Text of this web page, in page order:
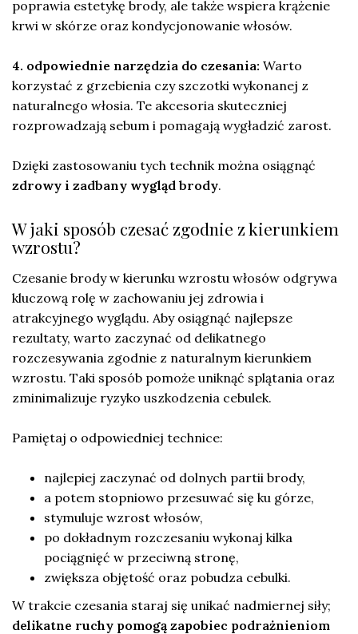
poprawia estetykę brody, ale także wspiera krążenie
krwi w skórze oraz kondycjonowanie włosów.
4. odpowiednie narzędzia do czesania: Warto
korzystać z grzebienia czy szczotki wykonanej z
naturalnego włosia. Te akcesoria skuteczniej
rozprowadzają sebum i pomagają wygładzić zarost.
Dzięki zastosowaniu tych technik można osiągnąć
zdrowy i zadbany wygląd brody.
W jaki sposób czesać zgodnie z kierunkiem
wzrostu?
Czesanie brody w kierunku wzrostu włosów odgrywa
kluczową rolę w zachowaniu jej zdrowia i
atrakcyjnego wyglądu. Aby osiągnąć najlepsze
rezultaty, warto zaczynać od delikatnego
rozczesywania zgodnie z naturalnym kierunkiem
wzrostu. Taki sposób pomoże uniknąć splątania oraz
zminimalizuje ryzyko uszkodzenia cebulek.
Pamiętaj o odpowiedniej technice:
najlepiej zaczynać od dolnych partii brody,
a potem stopniowo przesuwać się ku górze,
stymuluje wzrost włosów,
po dokładnym rozczesaniu wykonaj kilka
pociągnięć w przeciwną stronę,
zwiększa objętość oraz pobudza cebulki.
W trakcie czesania staraj się unikać nadmiernej siły;
delikatne ruchy pomogą zapobiec podrażnieniom